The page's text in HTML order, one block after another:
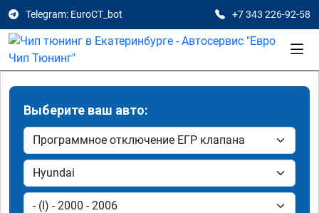
Telegram: EuroCT_bot +7 343 226-92-58
Выберите ваш авто: